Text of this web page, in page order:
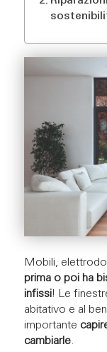
Mobili,
prima o poi ha
infissi! Le
abitativo e al
importante
cambiarle.